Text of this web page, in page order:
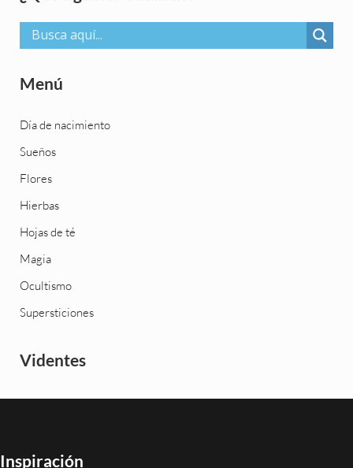
Menú
Día de nacimiento
Sueños
Flores
Hierbas
Hojas de té
Magia
Ocultismo
Supersticiones
Videntes
Inspiración